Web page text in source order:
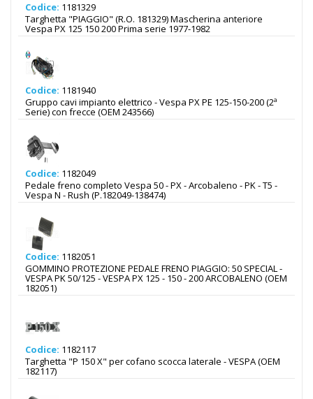
Codice: 1181329
Targhetta "PIAGGIO" (R.O. 181329) Mascherina anteriore
Vespa PX 125 150 200 Prima serie 1977-1982
Codice: 1181940
Gruppo cavi impianto elettrico - Vespa PX PE 125-150-200 (2ª
Serie) con frecce (OEM 243566)
Codice: 1182049
Pedale freno completo Vespa 50 - PX - Arcobaleno - PK - T5 -
Vespa N - Rush (P.182049-138474)
Codice: 1182051
GOMMINO PROTEZIONE PEDALE FRENO PIAGGIO: 50 SPECIAL -
VESPA PK 50/125 - VESPA PX 125 - 150 - 200 ARCOBALENO (OEM
182051)
Codice: 1182117
Targhetta "P 150 X" per cofano scocca laterale - VESPA (OEM
182117)